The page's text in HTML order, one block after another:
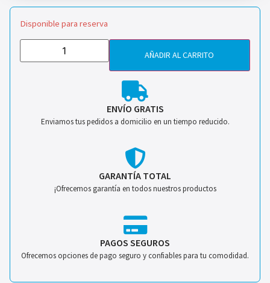
Disponible para reserva
AÑADIR AL CARRITO
ENVÍO GRATIS
Enviamos tus pedidos a domicilio en un tiempo reducido.
GARANTÍA TOTAL
¡Ofrecemos garantía en todos nuestros productos
PAGOS SEGUROS
Ofrecemos opciones de pago seguro y confiables para tu comodidad.